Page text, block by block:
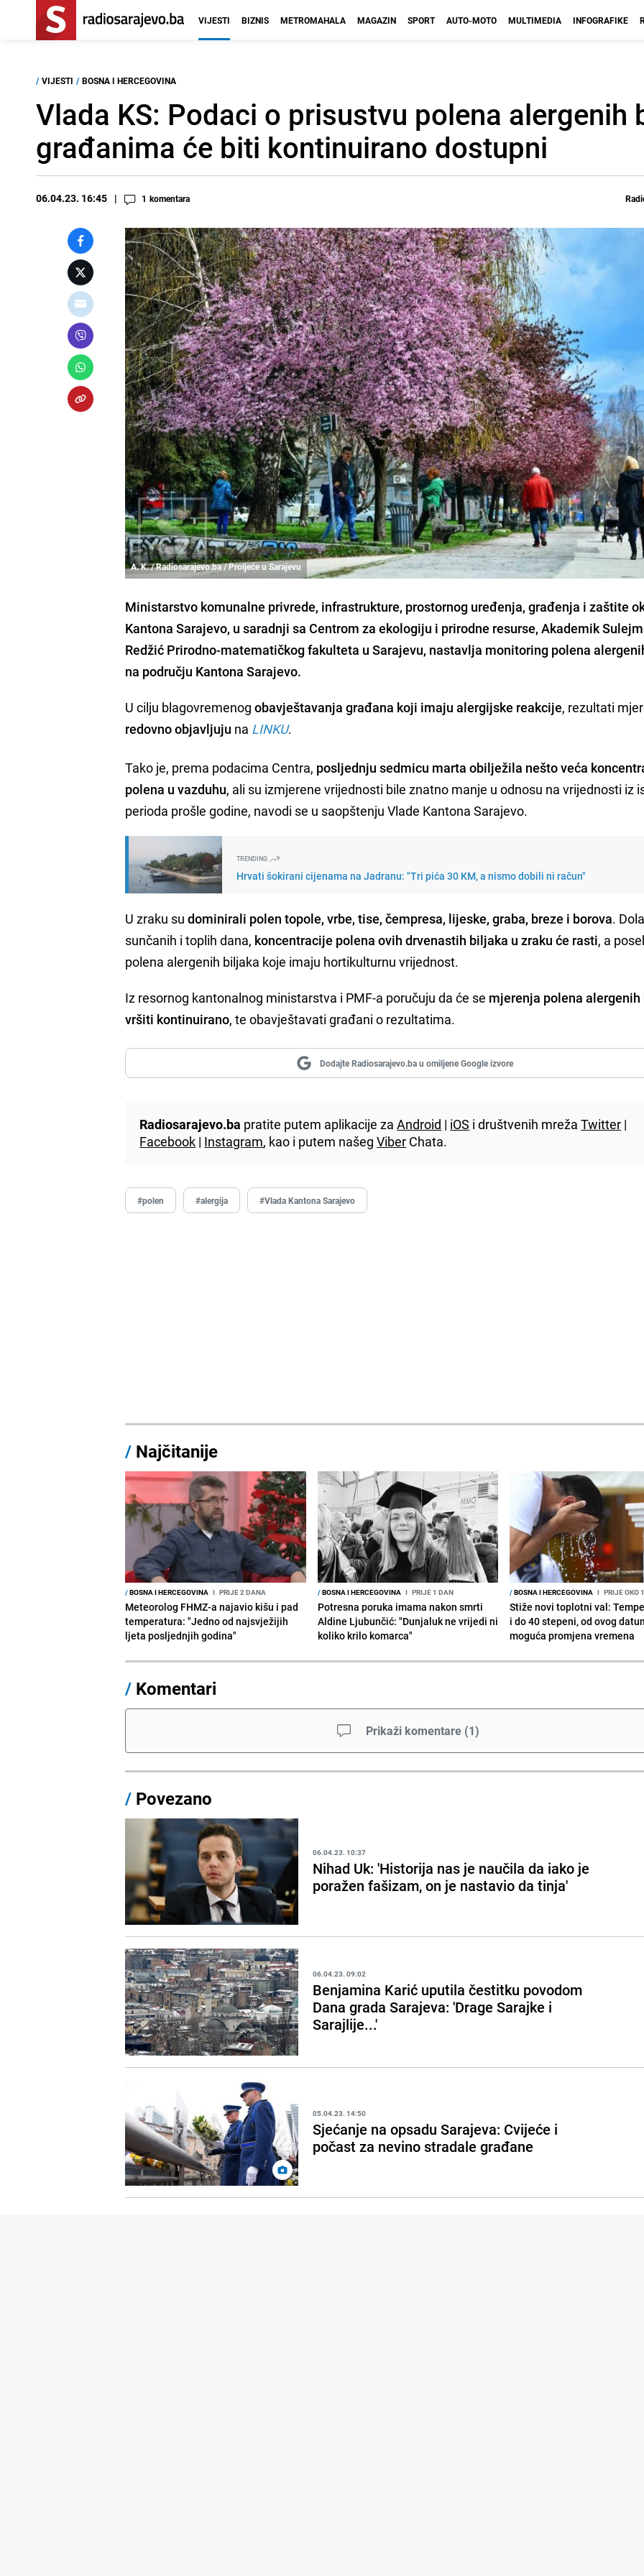
VIJESTI BIZNIS METROMAHALA MAGAZIN SPORT AUTO-MOTO MULTIMEDIA INFOGRAFIKE
/ VIJESTI / BOSNA I HERCEGOVINA
Vlada KS: Podaci o prisustvu polena alergenih
građanima će biti kontinuirano dostupni
06.04.23. 16:45 1 komentara
A. K. / Radiosarajevo.ba / Proljeće u Sarajevu
Ministarstvo komunalne privrede, infrastrukture, prostornog uređenja, građenja i zaštite
Kantona Sarajevo, u saradnji sa Centrom za ekologiju i prirodne resurse, Akademik
Redžić Prirodno-matematičkog fakulteta u Sarajevu, nastavlja monitoring polena
na području Kantona Sarajevo.
U cilju blagovremenogobavještavanja građana koji imaju alergijske reakcije, rezultati
redovno objavljuju na LINKU.
Tako je, prema podacima Centra, posljednju sedmicu marta obilježila nešto veća
polena u vazduhu, ali su izmjerene vrijednosti bile znatno manje u odnosu na vrijednosti iz
perioda prošle godine, navodi se u saopštenju Vlade Kantona Sarajevo.
TRENDING
Hrvati šokirani cijenama na Jadranu: "Tri pića 30 KM, a nismo dobili ni račun"
U zraku sudominirali polen topole, vrbe, tise, čempresa, lijeske, graba, breze i borova.
sunčanih i toplih dana, koncentracije polena ovih drvenastih biljaka u zraku će rasti, a
polena alergenih biljaka koje imaju hortikulturnu vrijednost.
Iz resornog kantonalnog ministarstva i PMF-a poručuju da će se mjerenja polena
vršiti kontinuirano, te obavještavati građani o rezultatima.
Dodajte Radiosarajevo.ba u omiljene Google izvore
Radiosarajevo.ba pratite putem aplikacije zaAndroid | iOS i društvenih mrežaTwitter |
Facebook | Instagram, kao i putem našegViber Chata.
#polen #alergija #Vlada Kantona Sarajevo
/ Najčitanije
/BOSNA I HERCEGOVINA I PRIJE 2 DANA
Meteorolog FHMZ-a najavio kišu i pad
temperatura: "Jedno od najsvježijih
ljeta posljednjih godina"
/BOSNA I HERCEGOVINA I PRIJE 1 DAN
Potresna poruka imama nakon smrti
Aldine Ljubunčić: "Dunjaluk ne vrijedi ni
koliko krilo komarca"
/BOSNA I HERCEGOVINA I PRIJE OKO
Stiže novi toplotni val:
i do 40 stepeni, od ovog
moguća promjena vremena
/ Komentari
Prikaži komentare (1)
/ Povezano
06.04.23. 10:37
Nihad Uk: 'Historija nas je naučila da iako je
poražen fašizam, on je nastavio da tinja'
06.04.23. 09:02
Benjamina Karić uputila čestitku povodom
Dana grada Sarajeva: 'Drage Sarajke i
Sarajlije...'
05.04.23. 14:50
Sjećanje na opsadu Sarajeva: Cvijeće i
počast za nevino stradale građane